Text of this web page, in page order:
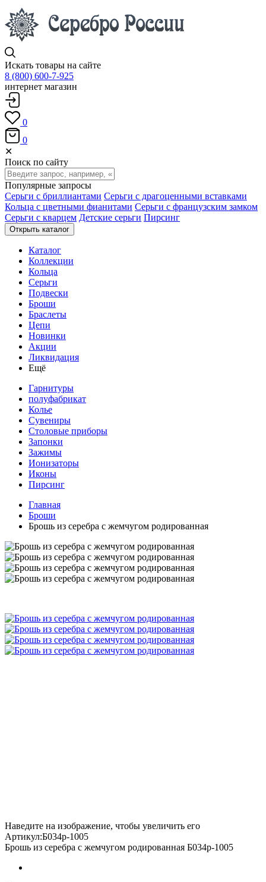
Искать товары на сайте
8 (800) 600-7-925
интернет магазин
0
0
✕
Поиск по сайту
Популярные запросы
Серьги с бриллиантами Серьги с драгоценными вставками
Кольца с цветными фианитами Серьги с французским замком
Серьги с кварцем Детские серьги Пирсинг
Открыть каталог
Каталог
Коллекции
Кольца
Серьги
Подвески
Броши
Браслеты
Цепи
Новинки
Акции
Ликвидация
Ещё
Гарнитуры
полуфабрикат
Колье
Сувениры
Столовые приборы
Запонки
Зажимы
Ионизаторы
Иконы
Пирсинг
Главная
Броши
Брошь из серебра с жемчугом родированная
Наведите на изображение, чтобы увеличить его
Артикул:Б034р-1005
Брошь из серебра с жемчугом родированная Б034р-1005